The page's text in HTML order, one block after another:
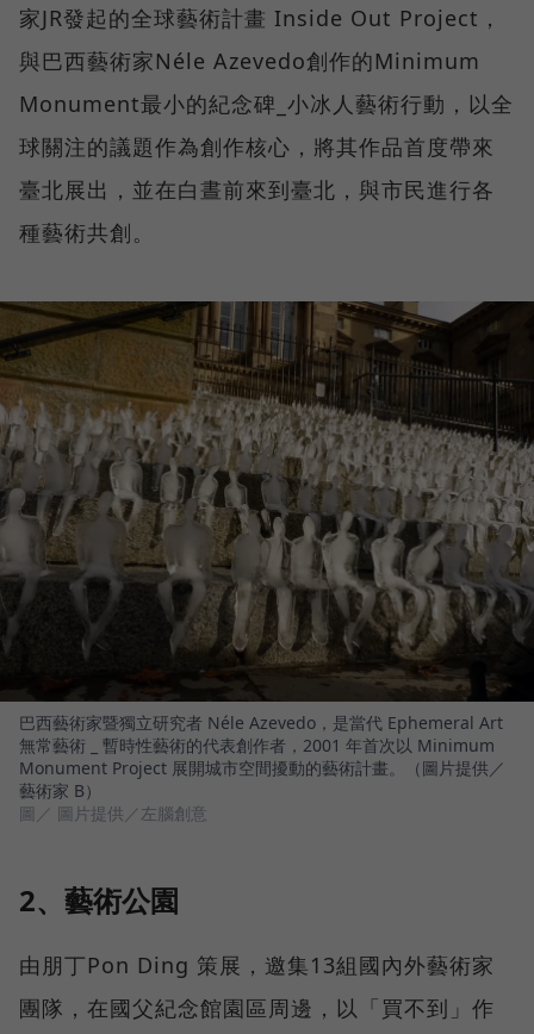
家JR發起的全球藝術計畫 Inside Out Project，
與巴西藝術家Néle Azevedo創作的Minimum
Monument最小的紀念碑_小冰人藝術行動，以全
球關注的議題作為創作核心，將其作品首度帶來
臺北展出，並在白晝前來到臺北，與市民進行各
種藝術共創。
巴西藝術家暨獨立研究者 Néle Azevedo，是當代 Ephemeral Art
無常藝術 _ 暫時性藝術的代表創作者，2001 年首次以 Minimum
Monument Project 展開城市空間擾動的藝術計畫。（圖片提供／
藝術家 B）
圖／ 圖片提供／左腦創意
2、藝術公園
由朋丁Pon Ding 策展，邀集13組國內外藝術家
團隊，在國父紀念館園區周邊，以「買不到」作